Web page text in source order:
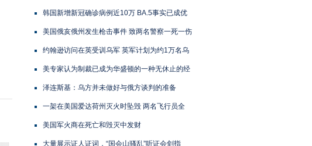
韩国新增新冠确诊病例近10万 BA.5事实已成优
美国俄亥俄州发生枪击事件 致两名警察一死一伤
约翰逊访问在英受训乌军 英军计划为约1万名乌
美专家认为制裁已成为华盛顿的一种无休止的经
泽连斯基：乌方并未做好与俄方谈判的准备
一架在美国爱达荷州灭火时坠毁 两名飞行员全
美国军火商在死亡和毁灭中发财
大量展示证人证词，“国会山骚乱”听证会剑指